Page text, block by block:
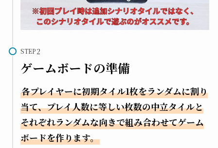
STEP
ゲームボードの準備
各プレイヤーに初期タイル1枚をランダムに割り
当て、プレイ人数に等しい枚数の中立タイルと
それぞれランダムな向きで組み合わせてゲーム
ボードを作ります。